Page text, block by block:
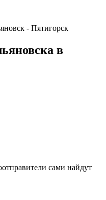
- Пятигорск
в
сами найдут